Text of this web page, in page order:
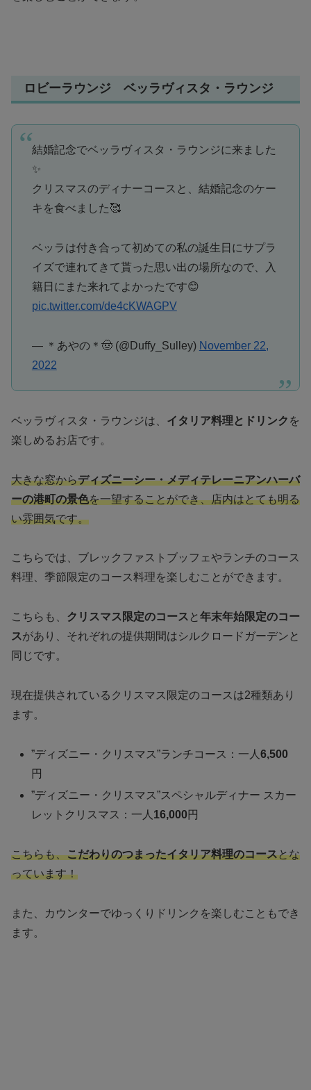
ロビーラウンジ ベッラヴィスタ・ラウンジ
結婚記念でベッラヴィスタ・ラウンジに来ました
✨
クリスマスのディナーコースと、結婚記念のケー
キを食べました🥰
ベッラは付き合って初めての私の誕生日にサプラ
イズで連れてきて貰った思い出の場所なので、入
籍日にまた来れてよかったです😊
pic.twitter.com/de4cKWAGPV
— ＊あやの＊🤠 (@Duffy_Sulley) November 22,
2022
ベッラヴィスタ・ラウンジは、 イタリア料理とドリンク を
楽しめるお店です。
大きな窓からディズニーシー・メディテレーニアンハーバ
ーの港町の景色を一望することができ、店内はとても明る
い雰囲気です。
こちらでは、ブレックファストブッフェやランチのコース
料理、季節限定のコース料理を楽しむことができます。
こちらも、 クリスマス限定のコース と 年末年始限定のコー
スがあり、それぞれの提供期間はシルクロードガーデンと
同じです。
現在提供されているクリスマス限定のコースは2種類あり
ます。
”ディズニー・クリスマス”ランチコース：一人6,500
円
”ディズニー・クリスマス”スペシャルディナー スカー
レットクリスマス：一人 16,000 円
こちらも、こだわりのつまったイタリア料理のコースとな
っています！
また、カウンターでゆっくりドリンクを楽しむこともでき
ます。